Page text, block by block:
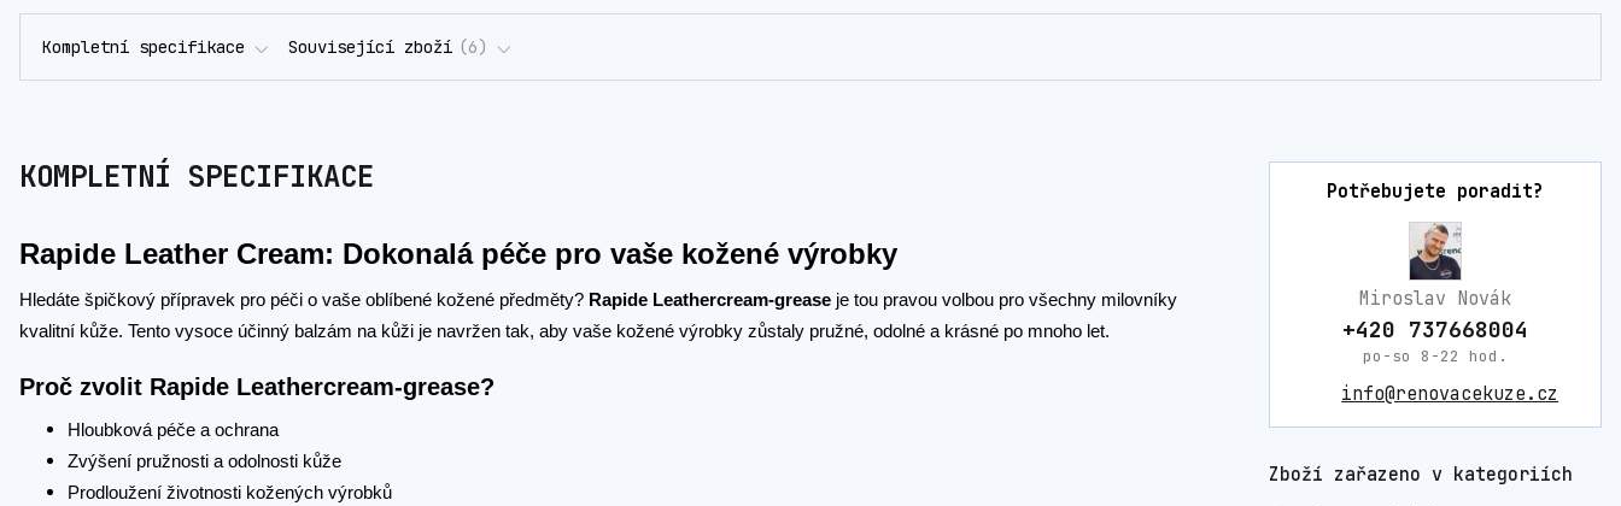
Kompletní specifikace Související zboží 6
KOMPLETNÍ SPECIFIKACE
Rapide Leather Cream: Dokonalá péče pro vaše kožené výrobky
Hledáte špičkový přípravek pro péči o vaše oblíbené kožené předměty? Rapide Leathercream-grease je tou pravou volbou pro všechny milovníky
kvalitní kůže. Tento vysoce účinný balzám na kůži je navržen tak, aby vaše kožené výrobky zůstaly pružné, odolné a krásné po mnoho let.
Proč zvolit Rapide Leathercream-grease?
Hloubková péče a ochrana
Zvýšení pružnosti a odolnosti kůže
Prodloužení životnosti kožených výrobků
Potřebujete poradit?
Miroslav Novák
+420 737668004
po-so 8-22 hod.
info@renovacekuze.cz
Zboží zařazeno v kategoriích